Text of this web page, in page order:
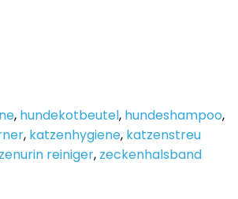
, hundekotbeutel, hundeshampoo,
, katzenhygiene, katzenstreu
reiniger, zeckenhalsband